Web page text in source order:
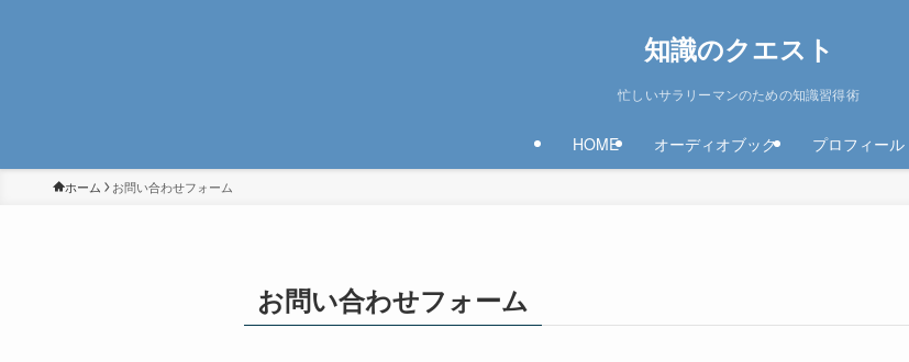
知識のクエスト
忙しいサラリーマンのための知識習得術
HOME オーディオブック プロフィール
ホーム お問い合わせフォーム
お問い合わせフォーム